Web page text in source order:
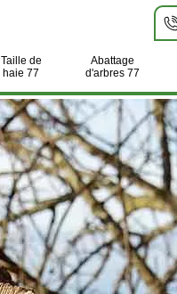
Taille de
haie 77
Abattage
d'arbres 77